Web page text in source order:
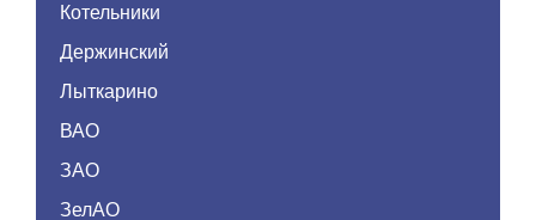
Котельники
Держинский
Лыткарино
ВАО
ЗАО
ЗелАО